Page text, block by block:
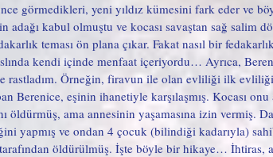
görmedikleri, yeni yıldız kümesini fark eder ve
adağı kabul olmuştu ve kocası savaştan sağ salim
teması ön plana çıkar. Fakat nasıl bir
kendi içinde menfaat içeriyordu… Ayrıca,
rastladım. Örneğin, firavun ile olan evliliği ilk
Berenice, eşinin ihanetiyle karşılaşmış. Kocası onu
öldürmüş, ama annesinin yaşamasına izin vermiş.
yapmış ve ondan 4 çocuk (bilindiği kadarıyla)
öldürülmüş. İşte böyle bir hikaye… İhtiras,